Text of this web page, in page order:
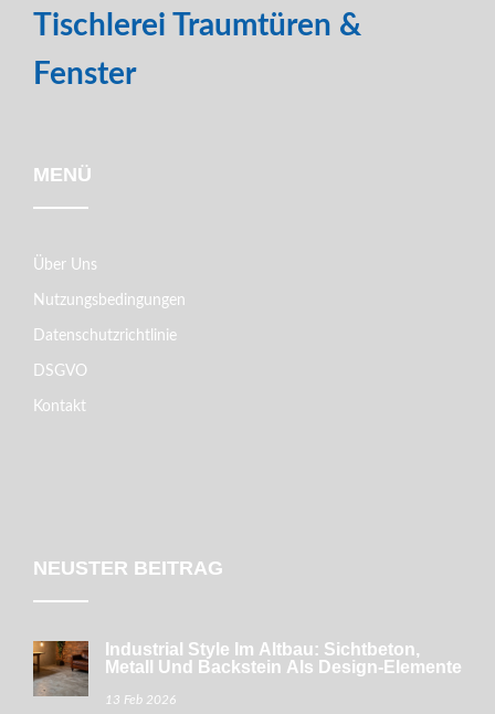
Tischlerei Traumtüren &
Fenster
MENÜ
Über Uns
Nutzungsbedingungen
Datenschutzrichtlinie
DSGVO
Kontakt
NEUSTER BEITRAG
Industrial Style Im Altbau: Sichtbeton,
Metall Und Backstein Als Design-Elemente
13 Feb 2026